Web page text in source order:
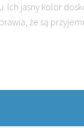
Ich jasny kolor
że są